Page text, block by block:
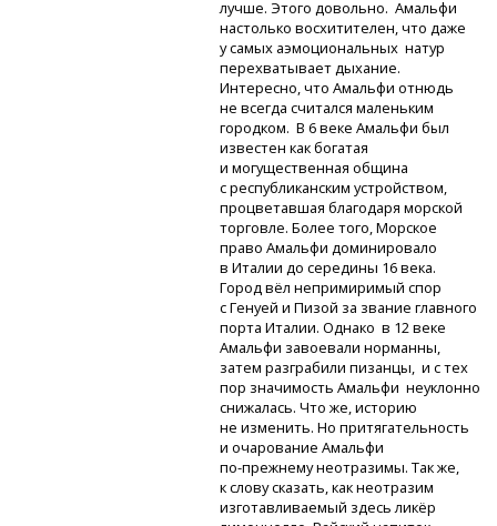
лучше. Этого довольно. Амальфи
настолько восхитителен, что даже
у самых аэмоциональных натур
перехватывает дыхание.
Интересно, что Амальфи отнюдь
не всегда считался маленьким
городком. В 6 веке Амальфи был
известен как богатая
и могущественная община
с республиканским устройством,
процветавшая благодаря морской
торговле. Более того, Морское
право Амальфи доминировало
в Италии до середины 16 века.
Город вёл непримиримый спор
с Генуей и Пизой за звание главного
порта Италии. Однако в 12 веке
Амальфи завоевали норманны,
затем разграбили пизанцы, и с тех
пор значимость Амальфи неуклонно
снижалась. Что же, историю
не изменить. Но притягательность
и очарование Амальфи
по-прежнемунеотразимы. Так же,
к слову сказать, как неотразим
изготавливаемый здесь ликёр